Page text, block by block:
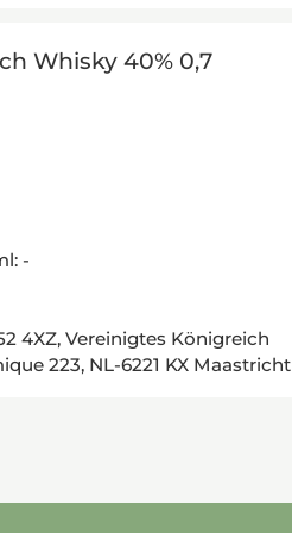
Whisky 40% 0,7
-
4XZ, Vereinigtes Königreich
223, NL-6221 KX Maastricht